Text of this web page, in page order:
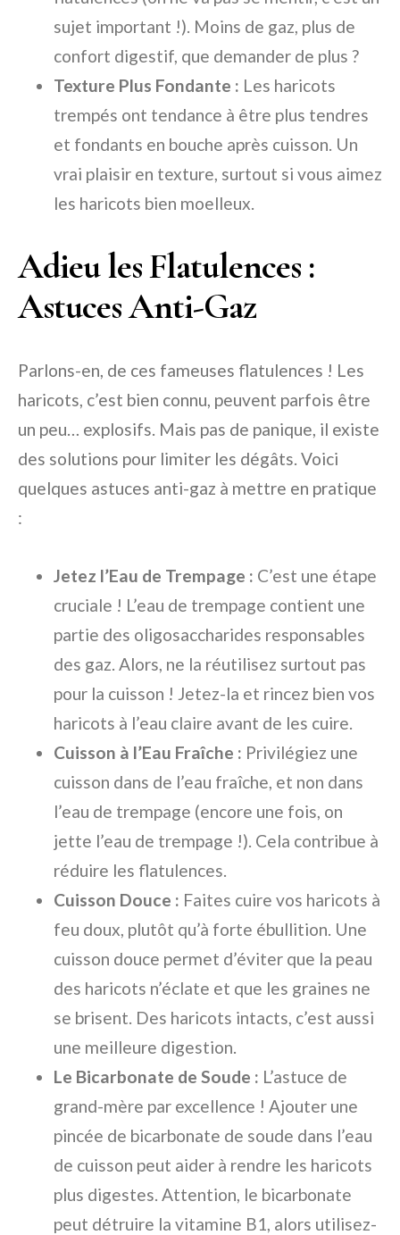
sujet important !). Moins de gaz, plus de
confort digestif, que demander de plus ?
Texture Plus Fondante : Les haricots
trempés ont tendance à être plus tendres
et fondants en bouche après cuisson. Un
vrai plaisir en texture, surtout si vous aimez
les haricots bien moelleux.
Adieu les Flatulences :
Astuces Anti-Gaz
Parlons-en, de ces fameuses flatulences ! Les
haricots, c’est bien connu, peuvent parfois être
un peu… explosifs. Mais pas de panique, il existe
des solutions pour limiter les dégâts. Voici
quelques astuces anti-gaz à mettre en pratique
:
Jetez l’Eau de Trempage : C’est une étape
cruciale ! L’eau de trempage contient une
partie des oligosaccharides responsables
des gaz. Alors, ne la réutilisez surtout pas
pour la cuisson ! Jetez-la et rincez bien vos
haricots à l’eau claire avant de les cuire.
Cuisson à l’Eau Fraîche : Privilégiez une
cuisson dans de l’eau fraîche, et non dans
l’eau de trempage (encore une fois, on
jette l’eau de trempage !). Cela contribue à
réduire les flatulences.
Cuisson Douce : Faites cuire vos haricots à
feu doux, plutôt qu’à forte ébullition. Une
cuisson douce permet d’éviter que la peau
des haricots n’éclate et que les graines ne
se brisent. Des haricots intacts, c’est aussi
une meilleure digestion.
Le Bicarbonate de Soude : L’astuce de
grand-mère par excellence ! Ajouter une
pincée de bicarbonate de soude dans l’eau
de cuisson peut aider à rendre les haricots
plus digestes. Attention, le bicarbonate
peut détruire la vitamine B1, alors utilisez-